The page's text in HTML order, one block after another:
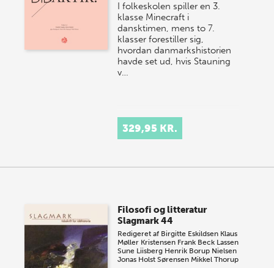
I folkeskolen spiller en 3.
klasse Minecraft i
dansktimen, mens to 7.
klasser forestiller sig,
hvordan danmarkshistorien
havde set ud, hvis Stauning
v…
329,95 KR.
Filosofi og litteratur
Slagmark 44
Redigeret af Birgitte Eskildsen Klaus
Møller Kristensen Frank Beck Lassen
Sune Liisberg Henrik Borup Nielsen
Jonas Holst Sørensen Mikkel Thorup